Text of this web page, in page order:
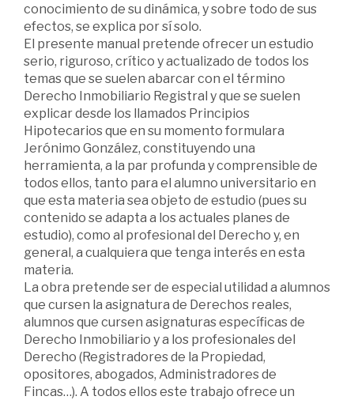
conocimiento de su dinámica, y sobre todo de sus
efectos, se explica por sí solo.
El presente manual pretende ofrecer un estudio
serio, riguroso, crítico y actualizado de todos los
temas que se suelen abarcar con el término
Derecho Inmobiliario Registral y que se suelen
explicar desde los llamados Principios
Hipotecarios que en su momento formulara
Jerónimo González, constituyendo una
herramienta, a la par profunda y comprensible de
todos ellos, tanto para el alumno universitario en
que esta materia sea objeto de estudio (pues su
contenido se adapta a los actuales planes de
estudio), como al profesional del Derecho y, en
general, a cualquiera que tenga interés en esta
materia.
La obra pretende ser de especial utilidad a alumnos
que cursen la asignatura de Derechos reales,
alumnos que cursen asignaturas específicas de
Derecho Inmobiliario y a los profesionales del
Derecho (Registradores de la Propiedad,
opositores, abogados, Administradores de
Fincas…). A todos ellos este trabajo ofrece un